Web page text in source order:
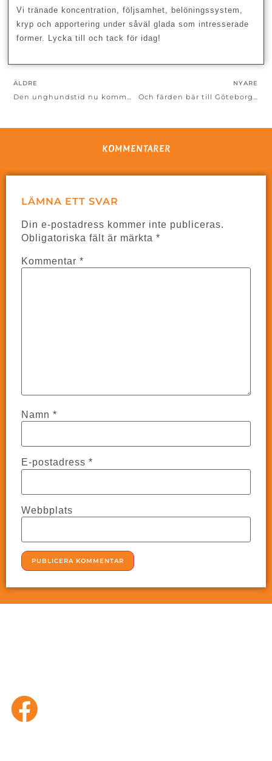
Vi tränade koncentration, följsamhet, belöningssystem,
kryp och apportering under såväl glada som intresserade
former. Lycka till och tack för idag!
ÄLDRE
Den unghundstid nu kommer, där lust och…..
NYARE
Och färden bär till Göteborg…
KOMMENTARER
LÄMNA ETT SVAR
Din e-postadress kommer inte publiceras.
Obligatoriska fält är märkta*
Kommentar*
Namn*
E-postadress*
Webbplats